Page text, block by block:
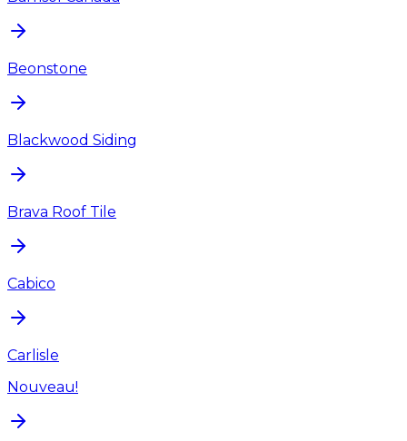
Beonstone
Blackwood Siding
Brava Roof Tile
Cabico
Carlisle
Nouveau!